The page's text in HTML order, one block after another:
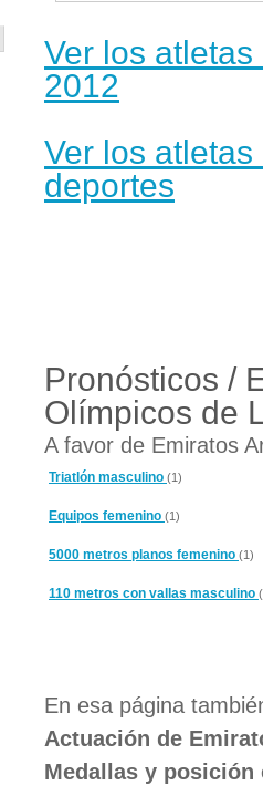
Ver los
2012
Ver los
deportes
Pronósticos /
Olímpicos de
A favor de Emiratos
Triatlón masculino (1)
Equipos femenino (1)
5000 metros planos femenino (1)
110 metros con vallas masculino
En esa página
Actuación de
Medallas y posición